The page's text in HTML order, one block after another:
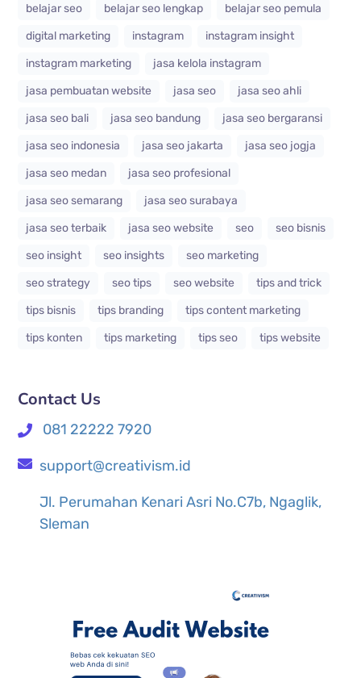
belajar seo
belajar seo lengkap
belajar seo pemula
digital marketing
instagram
instagram insight
instagram marketing
jasa kelola instagram
jasa pembuatan website
jasa seo
jasa seo ahli
jasa seo bali
jasa seo bandung
jasa seo bergaransi
jasa seo indonesia
jasa seo jakarta
jasa seo jogja
jasa seo medan
jasa seo profesional
jasa seo semarang
jasa seo surabaya
jasa seo terbaik
jasa seo website seo
seo bisnis
seo insight
seo insights
seo marketing
seo strategy
seo tips seo website
tips and trick
tips bisnis
tips branding
tips content marketing
tips konten
tips marketing tips seo tips website
Contact Us
081 22222 7920
support@creativism.id
Jl. Perumahan Kenari Asri No.C7b, Ngaglik,
Sleman